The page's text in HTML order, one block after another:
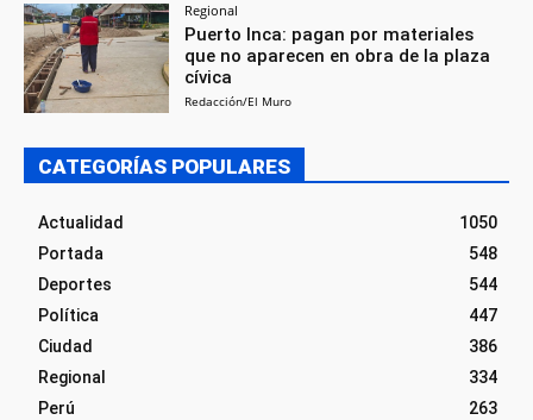
Regional
Puerto Inca: pagan por materiales
que no aparecen en obra de la plaza
cívica
Redacción/El Muro
CATEGORÍAS POPULARES
Actualidad
1050
Portada
548
Deportes
544
Política
447
Ciudad
386
Regional
334
Perú
263